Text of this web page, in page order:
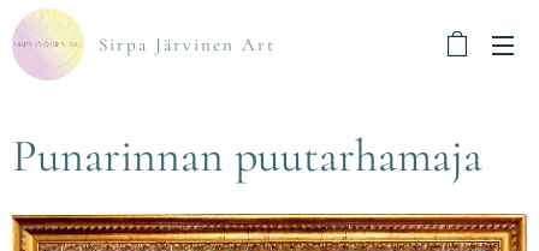
Sirpa Järvinen Art
Punarinnan puutarhamaja